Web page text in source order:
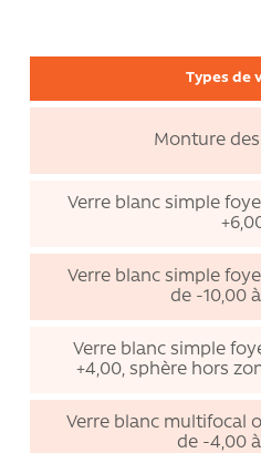
Types de
Monture
Verre blanc simple
Verre blanc simple
de -10,00
Verre blanc simple
+4,00, sphère hors
Verre blanc multifocal
de -4,00